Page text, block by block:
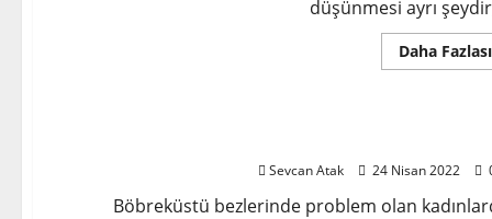
düşünmesi ayrı
Daha Fazlası
Sevcan Atak 24 Nisan 2022
Böbreküstü bezlerinde problem olan